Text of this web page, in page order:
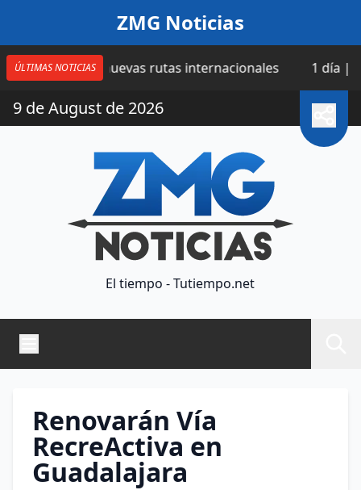
ZMG Noticias
ÚLTIMAS NOTICIAS
cuatro nuevas rutas internacionales 1 día | Catean
9 de August de 2026
El tiempo - Tutiempo.net
Renovarán Vía
RecreActiva en
Guadalajara